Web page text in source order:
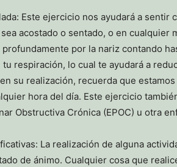
Este ejercicio nos ayudará a sentir
acostado o sentado, o en
por la nariz contando
respiración, lo cual te ayudará a
su realización, recuerda que
hora del día. Este ejercicio
Obstructiva Crónica (EPOC) u otra
La realización de alguna
de ánimo. Cualquier cosa que